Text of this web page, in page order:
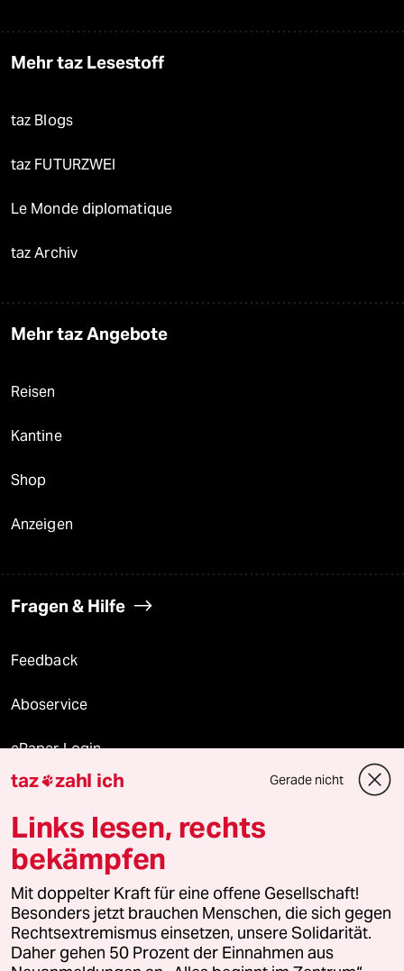
Mehr taz Lesestoff
taz Blogs
taz FUTURZWEI
Le Monde diplomatique
taz Archiv
Mehr taz Angebote
Reisen
Kantine
Shop
Anzeigen
Fragen & Hilfe
Feedback
Aboservice
ePaper Login
Downloads für Abonnierende
© 2026 taz Verlags und Vertriebs GmbH
Alle Rechte vorbehalten. Bei rechtlichen Fragen oder für Genehmigungen
wenden Sie sich bitte an
lizenzen@taz.de
Feedback Redaktionsstatut Kommune-Richtlinien
taz zahl ich Gerade nicht
Links lesen, rechts
bekämpfen
Mit doppelter Kraft für eine offene Gesellschaft!
Besonders jetzt brauchen Menschen, die sich gegen
Rechtsextremismus einsetzen, unsere Solidarität.
Daher gehen 50 Prozent der Einnahmen aus